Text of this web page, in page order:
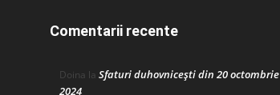
Comentarii recente
Doina la Sfaturi duhovnicești din 20 octombrie
2024